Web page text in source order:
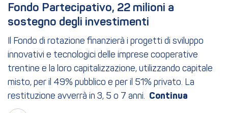
Fondo Partecipativo, 22 milioni a
sostegno degli investimenti
Il Fondo di rotazione finanzierà i progetti di sviluppo
innovativi e tecnologici delle imprese cooperative
trentine e la loro capitalizzazione, utilizzando capitale
misto, per il 49% pubblico e per il 51% privato. La
restituzione avverrà in 3, 5 o 7 anni.